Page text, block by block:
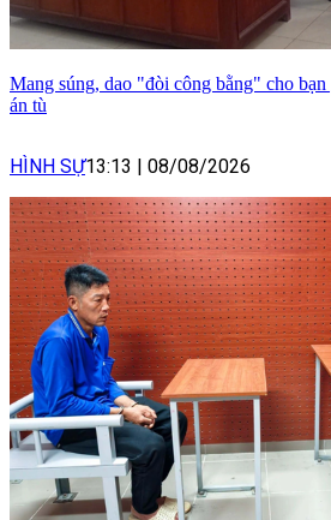
Mang súng, dao "đòi công bằng" cho
án tù
HÌNH SỰ13:13 08/08/2026